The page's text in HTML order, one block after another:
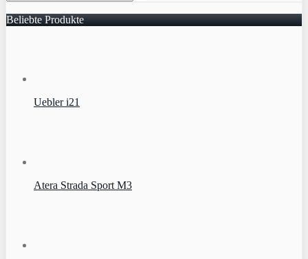
Beliebte Produkte
Uebler i21
Atera Strada Sport M3